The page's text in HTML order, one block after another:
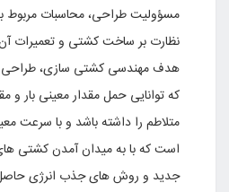
مسؤولیت طراحی، محاسبات مربوط
نظارت بر ساخت کشتی و تعمیرات آن
هدف مهندسی کشتی سازی،
که توانایی حمل مقدار معینی بار
متلاطم را داشته باشد و با سرعت
است که با به میدان آمدن کشتی
جدید و روش های جذب انرژی حاصل